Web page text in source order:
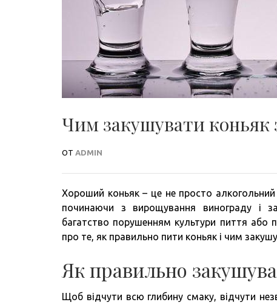
Чим закушувати коньяк
ОТ ADMIN
Хороший коньяк – це не просто алкогольний
починаючи з вирощування винограду і
багатство порушенням культури пиття або
про те, як правильно пити коньяк і чим
Як правильно
Щоб відчути всю глибину смаку, відчути